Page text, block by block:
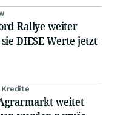
Rallye weiter
DIESE Werte jetzt
weitet